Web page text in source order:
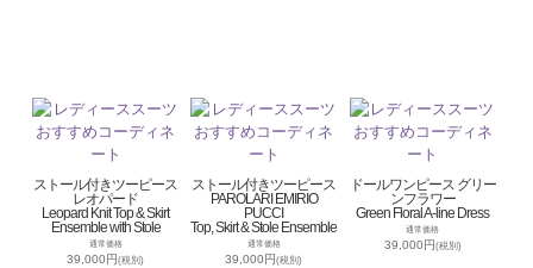
ストール付きツーピース
レオパード
Leopard Knit Top & Skirt
Ensemble with Stole
通常価格
39,000円(税別)
ストール付きツーピース
PAROLARI EMIRIO
PUCCI
Top, Skirt & Stole Ensemble
通常価格
39,000円(税別)
ドールワンピース グリー
ンフラワー
Green Floral A-line Dress
通常価格
39,000円(税別)